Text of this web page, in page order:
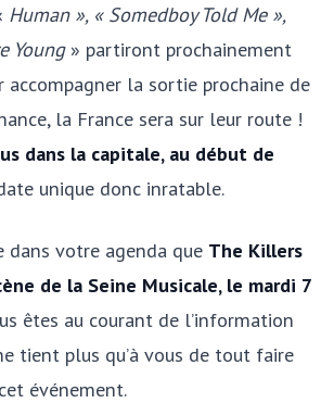
Human », « Somedboy Told Me »,
Young» partiront prochainement
accompagner la sortie prochaine de
la France sera sur leur route !
dans la capitale, au début de
unique donc inratable.
dans votre agenda que The Killers
de la Seine Musicale, le mardi 7
êtes au courant de l’information
tient plus qu’à vous de tout faire
événement.